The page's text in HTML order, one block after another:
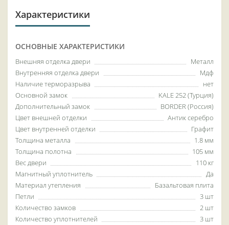
Характеристики
ОСНОВНЫЕ ХАРАКТЕРИСТИКИ
Внешняя отделка двери
Металл
Внутренняя отделка двери
Мдф
Наличие терморазрыва
нет
Основной замок
KALE 252 (Турция)
Дополнительный замок
BORDER (Россия)
Цвет внешней отделки
Антик серебро
Цвет внутренней отделки
Графит
Толщина металла
1.8 мм
Толщина полотна
105 мм
Вес двери
110 кг
Магнитный уплотнитель
Да
Материал утепления
Базальтовая плита
Петли
3 шт
Количество замков
2 шт
Количество уплотнителей
3 шт